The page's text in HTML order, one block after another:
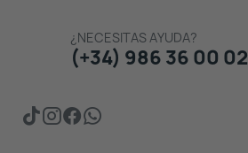
¿NECESITAS AYUDA?
(+34) 986 36 00 02